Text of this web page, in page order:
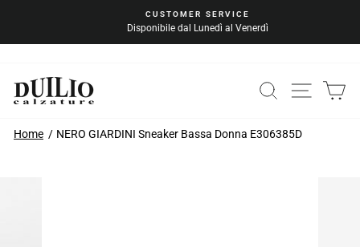
contenuto
Metti
CUSTOMER SERVICE
Disponibile dal Lunedì al Venerdì
CERCA
Home NERO GIARDINI Sneaker Bassa Donna E306385D